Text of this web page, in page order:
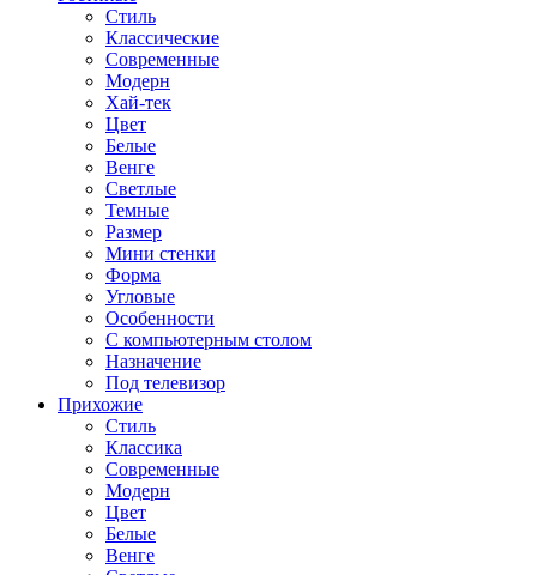
Стиль
Классические
Современные
Модерн
Хай-тек
Цвет
Белые
Венге
Светлые
Темные
Размер
Мини стенки
Форма
Угловые
Особенности
С компьютерным столом
Назначение
Под телевизор
Прихожие
Стиль
Классика
Современные
Модерн
Цвет
Белые
Венге